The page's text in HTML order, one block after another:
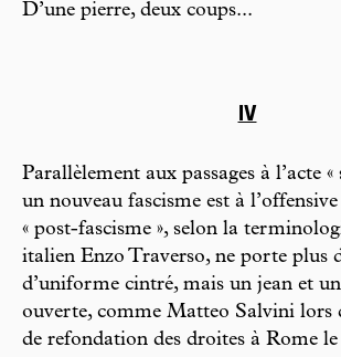
D’une pierre, deux coups...
IV
Parallèlement aux passages à l’acte «
un nouveau fascisme est à
« post-fascisme », selon la
italien Enzo Traverso, ne porte plus
d’uniforme cintré, mais un jean et
ouverte, comme Matteo Salvini lors
de refondation des droites à Rome